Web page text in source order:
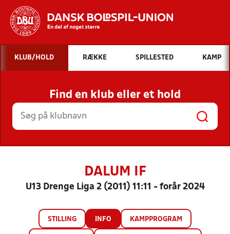
Hvad vil du søge efter?
INDHOLD OG NYHEDER
STILLINGER, RESULTATER, KLUBBER OG
HOLD
KLUB/HOLD RÆKKE SPILLESTED KAMP
Find en klub eller et hold
DALUM IF
U13 Drenge Liga 2 (2011) 11:11 - forår 2024
STILLING INFO KAMPPROGRAM